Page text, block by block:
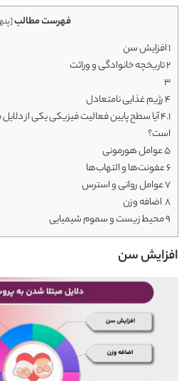
فهرست مطالب[
1افزایش سن
2تاریخچه خانوادگی و وراثت
3
4رژیم غذایی نامتعادل
4.1آیا سطح پایین فعالیت فیزیکی یکی از
است؟
5عوامل هورمونی
6عفونت‌ها و التهاب‌ها
7عوامل روانی و استرس
8 اضافه وزن
9محیط زیست و سموم شیمیایی
افزایش سن